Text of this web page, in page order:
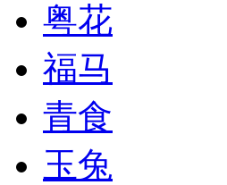
粤花
福马
青食
玉兔